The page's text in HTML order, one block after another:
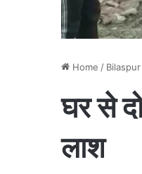
Home / Bilaspur
घर से
लाश